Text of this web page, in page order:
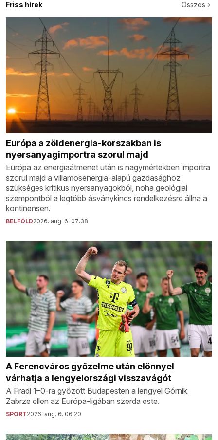
Friss hírek Összes
Európa a zöldenergia-korszakban is
nyersanyagimportra szorul majd
Európa az energiaátmenet után is nagymértékben importra
szorul majd a villamosenergia-alapú gazdasághoz
szükséges kritikus nyersanyagokból, noha geológiai
szempontból a legtöbb ásványkincs rendelkezésre állna a
kontinensen.
BELFÖLD2026. aug. 6. 07:38
A Ferencváros győzelme után előnnyel
várhatja a lengyelországi visszavágót
A Fradi 1–0-ra győzött Budapesten a lengyel Górnik
Zabrze ellen az Európa-ligában szerda este.
SPORT2026. aug. 6. 06:20